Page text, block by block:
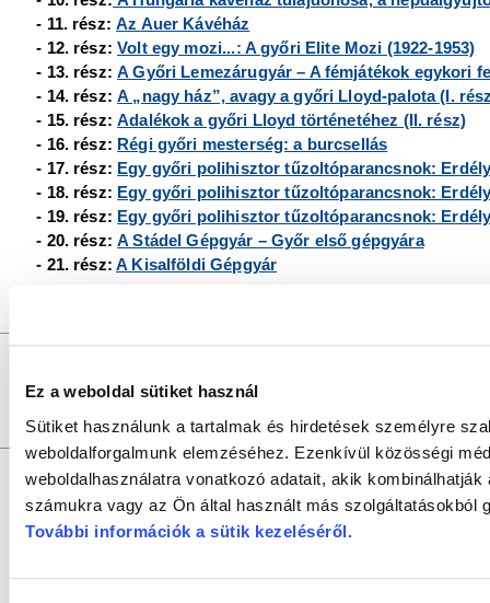
Ez a weboldal sütiket használ
Sütiket használunk a tartalmak és hirdetések személyre
weboldalforgalmunk elemzéséhez. Ezenkívül közösségi
weboldalhasználatra vonatkozó adatait, akik
számukra vagy az Ön által használt más szolgáltatásokból
További információk a sütik kezeléséről.
- 11. rész:Az Auer Kávéház
- 12. rész:Volt egy mozi...: A győri Elite Mozi (1922-1953)
- 13. rész:A Győri Lemezárugyár – A fémjátékok egykori
- 14. rész:A „nagy ház”, avagy a győri Lloyd-palota (I.
- 15. rész:Adalékok a győri Lloyd történetéhez (II. rész)
- 16. rész: Régi győri mesterség: a burcsellás
- 17. rész: Egy győri polihisztor tűzoltóparancsnok: Erdély
- 18. rész: Egy győri polihisztor tűzoltóparancsnok: Erdély
- 19. rész: Egy győri polihisztor tűzoltóparancsnok: Erdély
- 20. rész:A Stádel Gépgyár – Győr első gépgyára
- 21. rész:A Kisalföldi Gépgyár
Szerkesztők:
Szerzői jogok:az oldal teljes tartalmát szerzői jog védi, bármiféle